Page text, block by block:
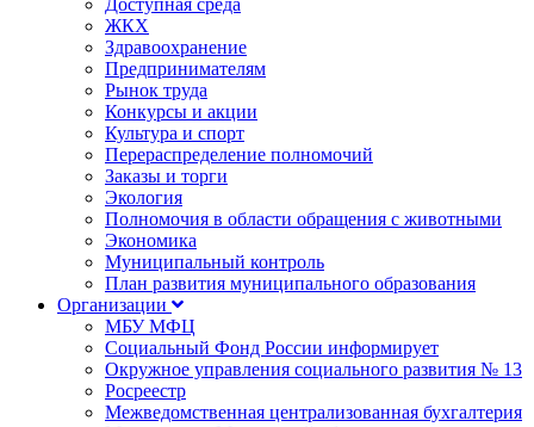
Доступная среда
ЖКХ
Здравоохранение
Предпринимателям
Рынок труда
Конкурсы и акции
Культура и спорт
Перераспределение полномочий
Заказы и торги
Экология
Полномочия в области обращения с животными
Экономика
Муниципальный контроль
План развития муниципального образования
Организации
МБУ МФЦ
Социальный Фонд России информирует
Окружное управления социального развития № 13
Росреестр
Межведомственная централизованная бухгалтерия